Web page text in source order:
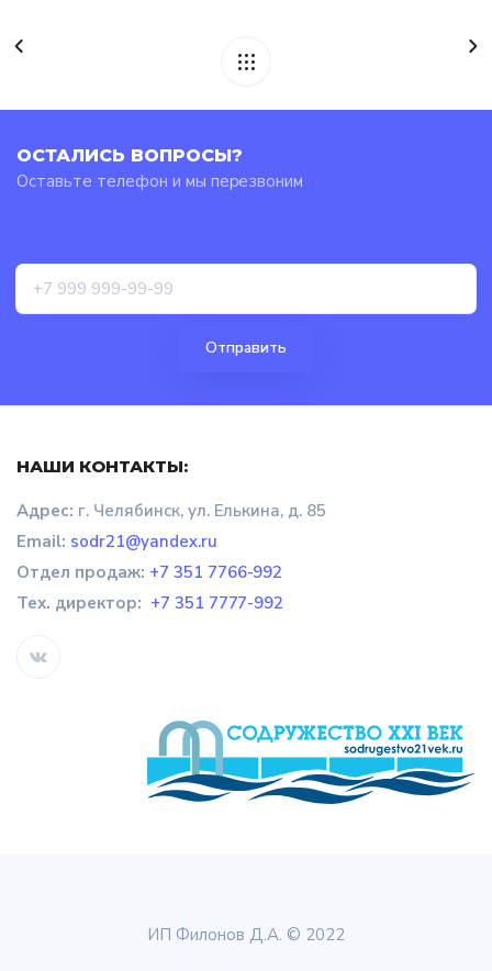
ОСТАЛИСЬ ВОПРОСЫ?
Оставьте телефон и мы перезвоним
НАШИ КОНТАКТЫ:
Адрес: г. Челябинск, ул. Елькина, д. 85
Email: sodr21@yandex.ru
Отдел продаж: +7 351 7766-992
Тех. директор: +7 351 7777-992
ИП Филонов Д.А. © 2022